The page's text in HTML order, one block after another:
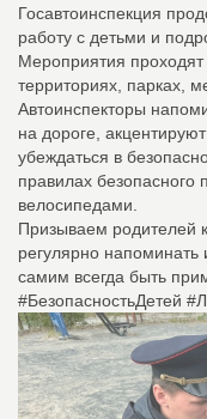
Госавтоинспекция
работу с детьми и
Мероприятия
территориях, парках,
Автоинспекторы
на дороге,
убеждаться в
правилах безопасного
велосипедами.
Призываем родителей
регулярно напоминать
самим всегда быть
#БезопасностьДетей